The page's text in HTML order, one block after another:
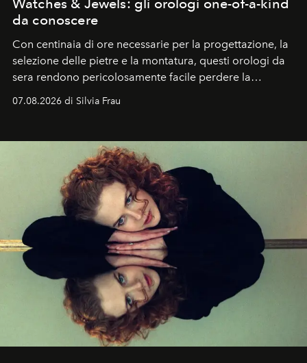
da conoscere
Con centinaia di ore necessarie per la progettazione, la
selezione delle pietre e la montatura, questi orologi da
sera rendono pericolosamente facile perdere la
07.08.2026 di Silvia Frau